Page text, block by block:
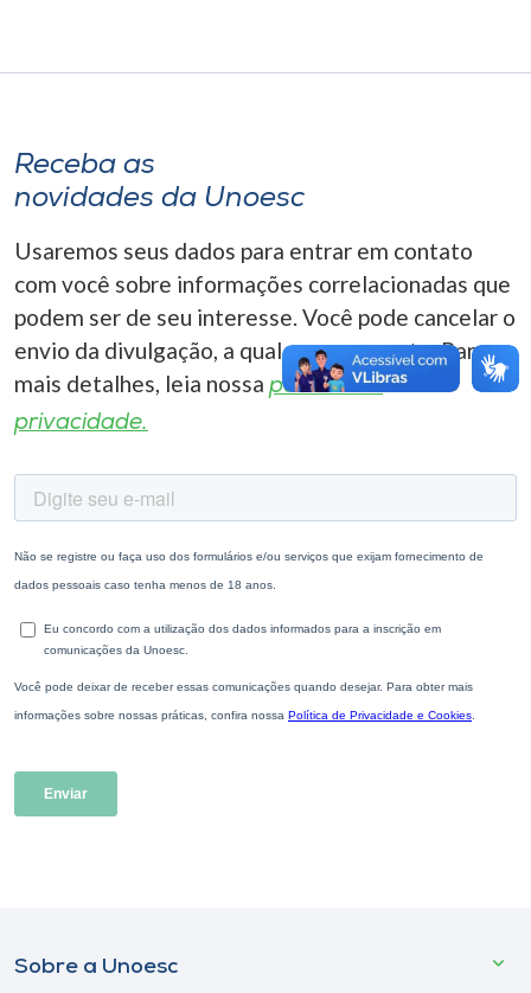
A-
Receba as
novidades da Unoesc
Usaremos seus dados para entrar em contato
com você sobre informações correlacionadas que
podem ser de seu interesse. Você pode cancelar o
envio da divulgação, a qualquer momento. Para
mais detalhes, leia nossa política de
privacidade.
Sobre a Unoesc